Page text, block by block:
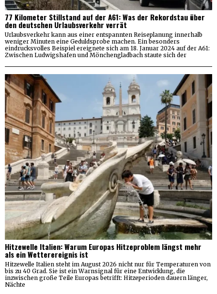
77 Kilometer Stillstand auf der A61: Was der Rekordstau über
den deutschen Urlaubsverkehr verrät
Urlaubsverkehr kann aus einer entspannten Reiseplanung innerhalb
weniger Minuten eine Geduldsprobe machen. Ein besonders
eindrucksvolles Beispiel ereignete sich am 18. Januar 2024 auf der A61:
Zwischen Ludwigshafen und Mönchengladbach staute sich der
Hitzewelle Italien: Warum Europas Hitzeproblem längst mehr
als ein Wetterereignis ist
Hitzewelle Italien steht im August 2026 nicht nur für Temperaturen von
bis zu 40 Grad. Sie ist ein Warnsignal für eine Entwicklung, die
inzwischen große Teile Europas betrifft: Hitzeperioden dauern länger,
Nächte